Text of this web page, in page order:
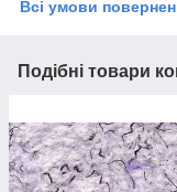
Всі умови
Подібні товари